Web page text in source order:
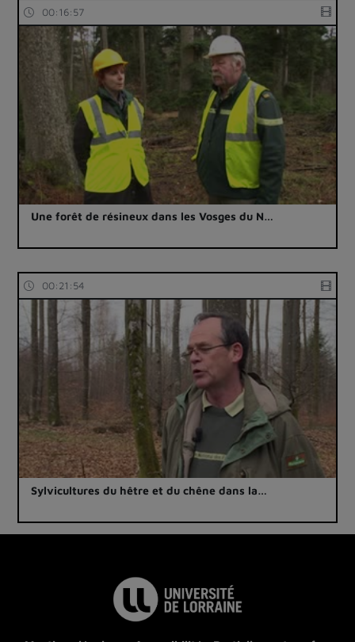
00:16:57
Une forêt de résineux dans les Vosges du N…
00:21:54
Sylvicultures du hêtre et du chêne dans la…